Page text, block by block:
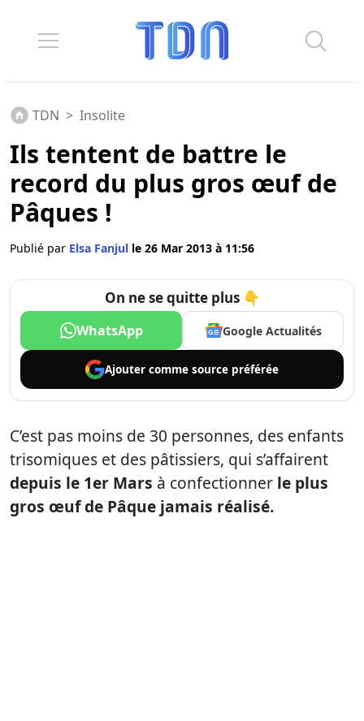
TDN > Insolite
Ils tentent de battre le
record du plus gros œuf de
Pâques !
Publié par Elsa Fanjul le 26 Mar 2013 à 11:56
On ne se quitte plus 👇
WhatsApp Google Actualités
Ajouter comme source préférée
C’est pas moins de 30 personnes, des enfants
trisomiques et des pâtissiers, qui s’affairent
depuis le 1er Mars à confectionner le plus
gros œuf de Pâque jamais réalisé.